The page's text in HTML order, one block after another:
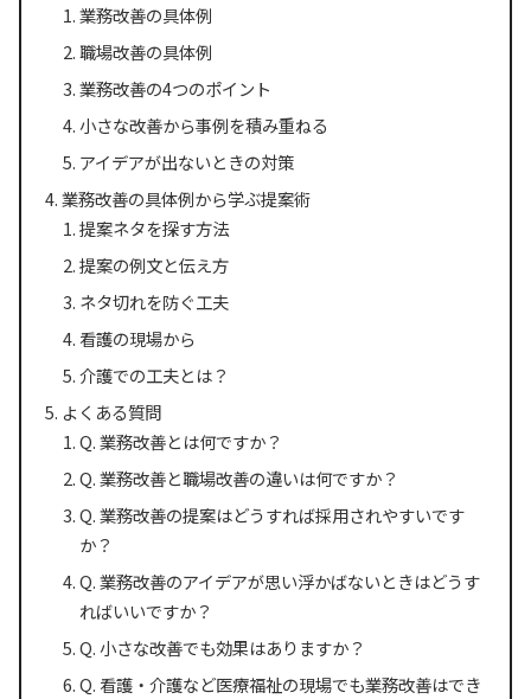
業務改善の具体例
職場改善の具体例
業務改善の4つのポイント
小さな改善から事例を積み重ねる
アイデアが出ないときの対策
業務改善の具体例から学ぶ提案術
提案ネタを探す方法
提案の例文と伝え方
ネタ切れを防ぐ工夫
看護の現場から
介護での工夫とは？
よくある質問
Q. 業務改善とは何ですか？
Q. 業務改善と職場改善の違いは何ですか？
Q. 業務改善の提案はどうすれば採用されやすいです
か？
Q. 業務改善のアイデアが思い浮かばないときはどうす
ればいいですか？
Q. 小さな改善でも効果はありますか？
Q. 看護・介護など医療福祉の現場でも業務改善はでき